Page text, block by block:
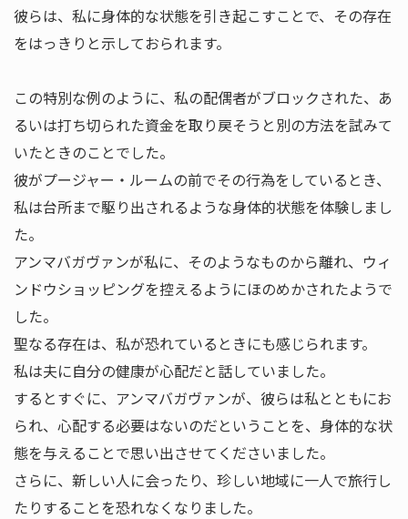
彼らは、私に身体的な状態を引き起こすことで、その存在
をはっきりと示しておられます。
この特別な例のように、私の配偶者がブロックされた、あ
るいは打ち切られた資金を取り戻そうと別の方法を試みて
いたときのことでした。
彼がプージャー・ルームの前でその行為をしているとき、
私は台所まで駆り出されるような身体的状態を体験しまし
た。
アンマバガヴァンが私に、そのようなものから離れ、ウィ
ンドウショッピングを控えるようにほのめかされたようで
した。
聖なる存在は、私が恐れているときにも感じられます。
私は夫に自分の健康が心配だと話していました。
するとすぐに、アンマバガヴァンが、彼らは私とともにお
られ、心配する必要はないのだということを、身体的な状
態を与えることで思い出させてくださいました。
さらに、新しい人に会ったり、珍しい地域に一人で旅行し
たりすることを恐れなくなりました。